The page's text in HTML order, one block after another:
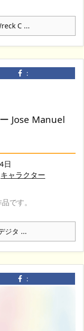
C ...
：
Jose Manuel
日
キャラクター
です。
ジタ ...
：